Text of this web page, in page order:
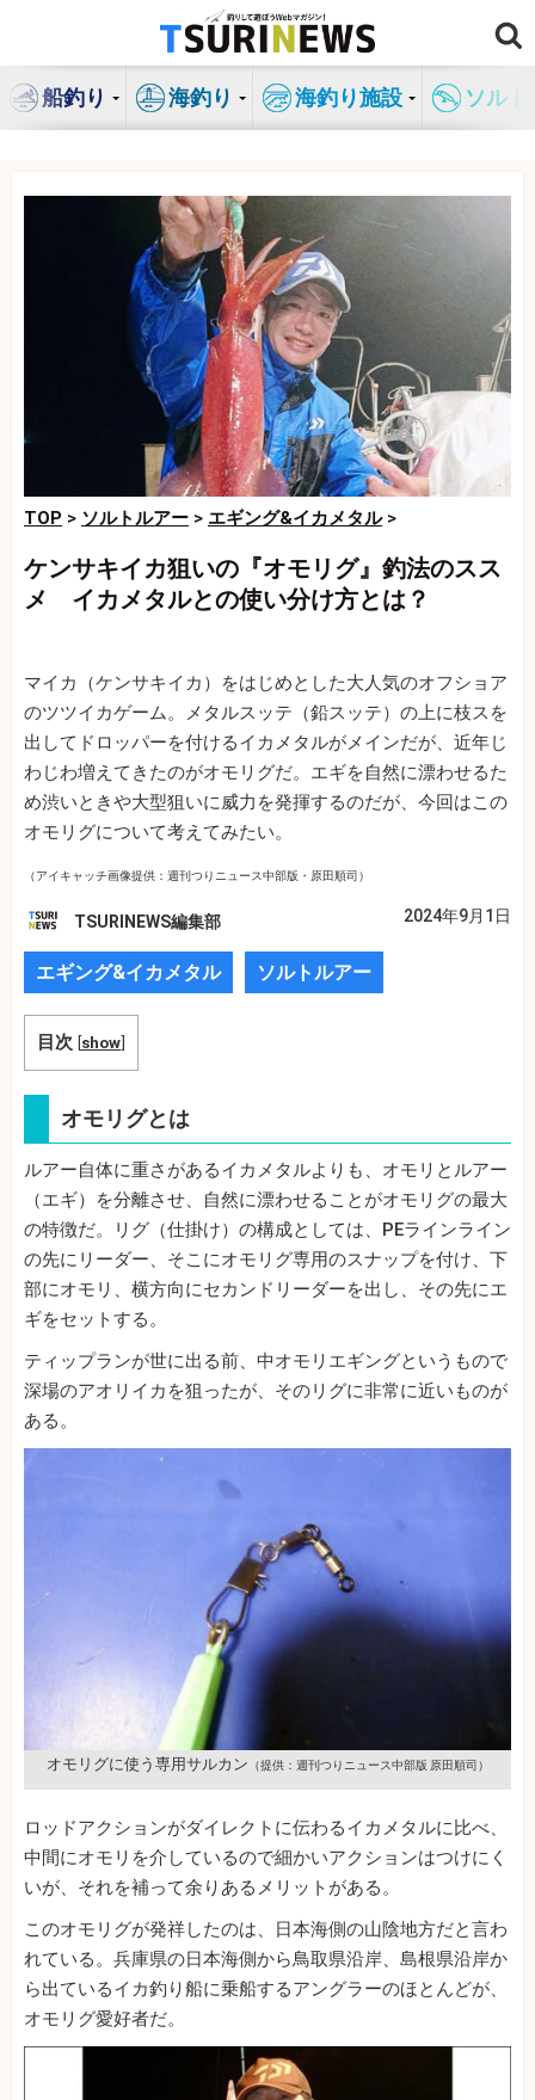
ン
船釣り 海釣り 海釣り施設 ソル
TOP > ソルトルアー > エギング&イカメタル>
ケンサキイカ狙いの『オモリグ』釣法のスス
メ イカメタルとの使い分け方とは？
マイカ（ケンサキイカ）をはじめとした大人気のオフショア
のツツイカゲーム。メタルスッテ（鉛スッテ）の上に枝スを
出してドロッパーを付けるイカメタルがメインだが、近年じ
わじわ増えてきたのがオモリグだ。エギを自然に漂わせるた
め渋いときや大型狙いに威力を発揮するのだが、今回はこの
オモリグについて考えてみたい。
（アイキャッチ画像提供：週刊つりニュース中部版・原田順司）
TSURINEWS編集部 2024年9月1日
エギング&イカメタル ソルトルアー
目次 [show]
オモリグとは
ルアー自体に重さがあるイカメタルよりも、オモリとルアー
（エギ）を分離させ、自然に漂わせることがオモリグの最大
の特徴だ。リグ（仕掛け）の構成としては、PEラインライン
の先にリーダー、そこにオモリグ専用のスナップを付け、下
部にオモリ、横方向にセカンドリーダーを出し、その先にエ
ギをセットする。
ティップランが世に出る前、中オモリエギングというもので
深場のアオリイカを狙ったが、そのリグに非常に近いものが
ある。
オモリグに使う専用サルカン （提供：週刊つりニュース中部版 原田順司）
ロッドアクションがダイレクトに伝わるイカメタルに比べ、
中間にオモリを介しているので細かいアクションはつけにく
いが、それを補って余りあるメリットがある。
このオモリグが発祥したのは、日本海側の山陰地方だと言わ
れている。兵庫県の日本海側から鳥取県沿岸、島根県沿岸か
ら出ているイカ釣り船に乗船するアングラーのほとんどが、
オモリグ愛好者だ。